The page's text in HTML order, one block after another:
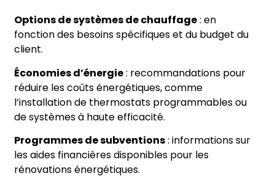
Options de systèmes de chauffage: en
fonction des besoins spécifiques et du budget du
client.
Économies d’énergie: recommandations pour
réduire les coûts énergétiques, comme
l’installation de thermostats programmables ou
de systèmes à haute efficacité.
Programmes de subventions: informations sur
les aides financières disponibles pour les
rénovations énergétiques.